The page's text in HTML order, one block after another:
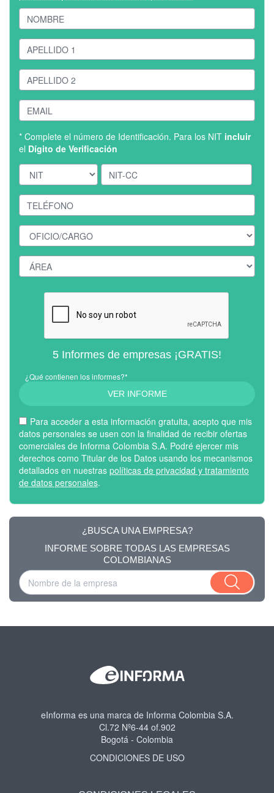
* Complete el número de Identificación. Para los NIT incluir
el Dígito de Verificación
5 Informes de empresas ¡GRATIS!
¿Qué contienen los informes?*
VER INFORME
Para acceder a esta información gratuita, acepto que mis
datos personales se usen con la finalidad de recibir ofertas
comerciales de Informa Colombia S.A. Podré ejercer mis
derechos como Titular de los Datos usando los mecanismos
detallados en nuestras políticas de privacidad y tratamiento
de datos personales.
¿BUSCA UNA EMPRESA?
INFORME SOBRE TODAS LAS EMPRESAS
COLOMBIANAS
eInforma es una marca de Informa Colombia S.A.
Cl.72 Nº6-44 of.902
Bogotá - Colombia
CONDICIONES DE USO